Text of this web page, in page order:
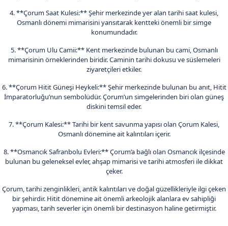
4. **Çorum Saat Kulesi:** Şehir merkezinde yer alan tarihi saat kulesi,
Osmanlı dönemi mimarisini yansıtarak kentteki önemli bir simge
konumundadır.
5. **Çorum Ulu Camii:** Kent merkezinde bulunan bu cami, Osmanlı
mimarisinin örneklerinden biridir. Caminin tarihi dokusu ve süslemeleri
ziyaretçileri etkiler.
6. **Çorum Hitit Güneşi Heykeli:** Şehir merkezinde bulunan bu anıt, Hitit
İmparatorluğu’nun sembolüdür. Çorum’un simgelerinden biri olan güneş
diskini temsil eder.
7. **Çorum Kalesi:** Tarihi bir kent savunma yapısı olan Çorum Kalesi,
Osmanlı dönemine ait kalıntıları içerir.
8. **Osmancık Safranbolu Evleri:** Çorum’a bağlı olan Osmancık ilçesinde
bulunan bu geleneksel evler, ahşap mimarisi ve tarihi atmosferi ile dikkat
çeker.
Çorum, tarihi zenginlikleri, antik kalıntıları ve doğal güzellikleriyle ilgi çeken
bir şehirdir. Hitit dönemine ait önemli arkeolojik alanlara ev sahipliği
yapması, tarih severler için önemli bir destinasyon haline getirmiştir.